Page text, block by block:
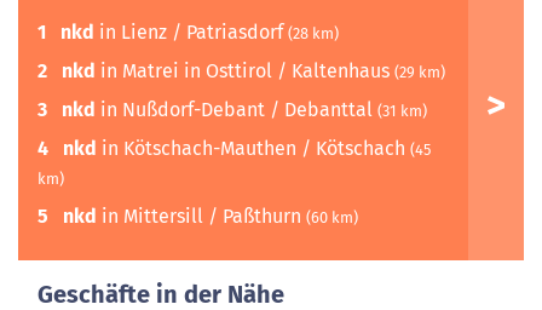
1 nkd in Lienz / Patriasdorf (28 km)
2 nkd in Matrei in Osttirol / Kaltenhaus (29 km)
3 nkd in Nußdorf-Debant / Debanttal (31 km)
4 nkd in Kötschach-Mauthen / Kötschach (45
km)
5 nkd in Mittersill / Paßthurn (60 km)
Geschäfte in der Nähe